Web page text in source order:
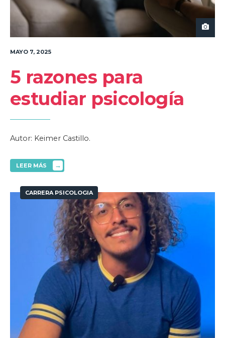
MAYO 7, 2025
5 razones para
estudiar psicología
Autor: Keimer Castillo.
LEER MÁS →
CARRERA PSICOLOGIA